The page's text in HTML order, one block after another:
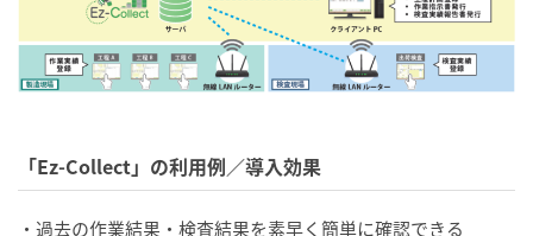
「Ez-Collect」の利用例／導入効果
・過去の作業結果・検査結果を素早く簡単に確認できる